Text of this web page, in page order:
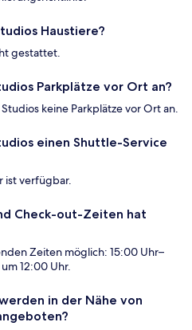
Haustiere?
gestattet.
Parkplätze vor Ort an?
keine Parkplätze vor Ort an.
einen Shuttle-Service
ist verfügbar.
Check-out-Zeiten hat
Zeiten möglich: 15:00 Uhr–
12:00 Uhr.
in der Nähe von